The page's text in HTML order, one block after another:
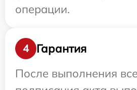
операции.
4
Гарантия
После выполнения